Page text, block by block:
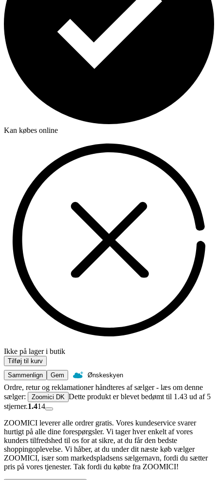
Kan købes online
Ikke på lager i butik
Tilføj til kurv
Sammenlign
Gem Ønskeskyen
Ordre, retur og reklamationer håndteres af sælger - læs om denne
sælger:
Zoomici DK Dette produkt er blevet bedømt til 1.43 ud af 5
stjerner.1.414
ZOOMICI leverer alle ordrer gratis. Vores kundeservice svarer
hurtigt på alle dine forespørgsler. Vi tager hver enkelt af vores
kunders tilfredshed til os for at sikre, at du får den bedste
shoppingoplevelse. Vi håber, at du under dit næste køb vælger
ZOOMICI, især som markedspladsens sælgernavn, fordi du sætter
pris på vores tjenester. Tak fordi du købte fra ZOOMICI!